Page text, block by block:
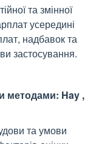
та змінної
усередині
надбавок та
застосування.
методами: Hay ,
та умови